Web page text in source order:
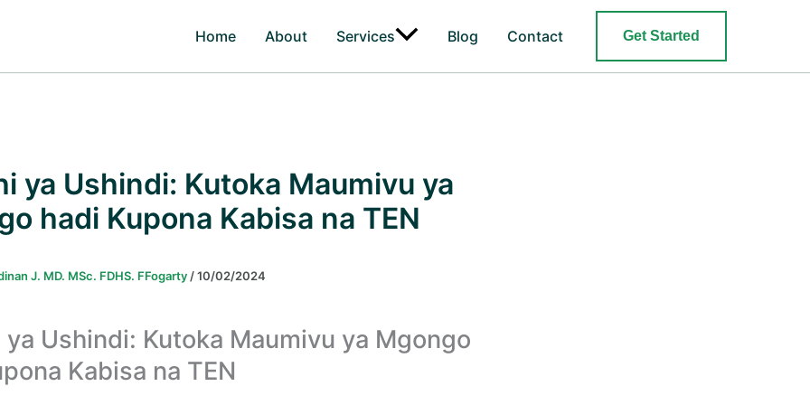
Home About Services Blog Contact Get Started
ya Ushindi: Kutoka Maumivu ya
hadi Kupona Kabisa na TEN
J. MD. MSc. FDHS. FFogarty /10/02/2024
Ushindi: Kutoka Maumivu ya Mgongo
Kabisa na TEN